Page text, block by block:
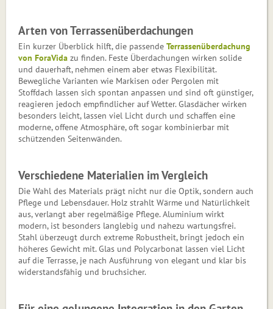
Arten von Terrassenüberdachungen
Ein kurzer Überblick hilft, die passende Terrassenüberdachung
von ForaVida zu finden. Feste Überdachungen wirken solide
und dauerhaft, nehmen einem aber etwas Flexibilität.
Bewegliche Varianten wie Markisen oder Pergolen mit
Stoffdach lassen sich spontan anpassen und sind oft günstiger,
reagieren jedoch empfindlicher auf Wetter. Glasdächer wirken
besonders leicht, lassen viel Licht durch und schaffen eine
moderne, offene Atmosphäre, oft sogar kombinierbar mit
schützenden Seitenwänden.
Verschiedene Materialien im Vergleich
Die Wahl des Materials prägt nicht nur die Optik, sondern auch
Pflege und Lebensdauer. Holz strahlt Wärme und Natürlichkeit
aus, verlangt aber regelmäßige Pflege. Aluminium wirkt
modern, ist besonders langlebig und nahezu wartungsfrei.
Stahl überzeugt durch extreme Robustheit, bringt jedoch ein
höheres Gewicht mit. Glas und Polycarbonat lassen viel Licht
auf die Terrasse, je nach Ausführung von elegant und klar bis
widerstandsfähig und bruchsicher.